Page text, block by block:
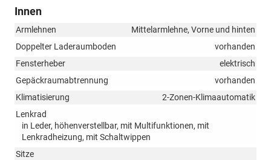
Innen
Armlehnen
Mittelarmlehne, Vorne und hinten
Doppelter Laderaumboden
vorhanden
Fensterheber
elektrisch
Gepäckraumabtrennung
vorhanden
Klimatisierung
2-Zonen-Klimaautomatik
Lenkrad
in Leder, höhenverstellbar, mit Multifunktionen, mit
Lenkradheizung, mit Schaltwippen
Sitze